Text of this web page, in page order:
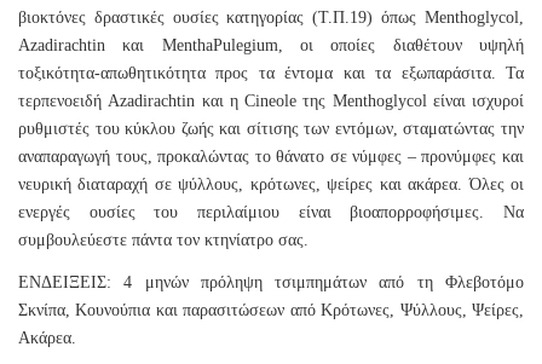
βιοκτόνες δραστικές ουσίες κατηγορίας (Τ.Π.19) όπως Menthoglycol,
Azadirachtin και MenthaPulegium, οι οποίες διαθέτουν υψηλή
τοξικότητα-απωθητικότητα προς τα έντομα και τα εξωπαράσιτα. Τα
τερπενοειδή Azadirachtin και η Cineole της Menthoglycol είναι ισχυροί
ρυθμιστές του κύκλου ζωής και σίτισης των εντόμων, σταματώντας την
αναπαραγωγή τους, προκαλώντας το θάνατο σε νύμφες – προνύμφες και
νευρική διαταραχή σε ψύλλους, κρότωνες, ψείρες και ακάρεα. Όλες οι
ενεργές ουσίες του περιλαίμιου είναι βιοαπορροφήσιμες. Να
συμβουλεύεστε πάντα τον κτηνίατρο σας.
ΕΝΔΕΙΞΕΙΣ: 4 μηνών πρόληψη τσιμπημάτων από τη Φλεβοτόμο
Σκνίπα, Κουνούπια και παρασιτώσεων από Κρότωνες, Ψύλλους, Ψείρες,
Ακάρεα.